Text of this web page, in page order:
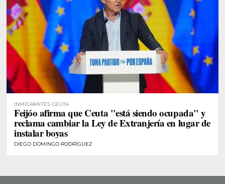
INMIGRANTES CEUTA
Feijóo afirma que Ceuta "está siendo ocupada" y
reclama cambiar la Ley de Extranjería en lugar de
instalar boyas
DIEGO DOMINGO RODRÍGUEZ